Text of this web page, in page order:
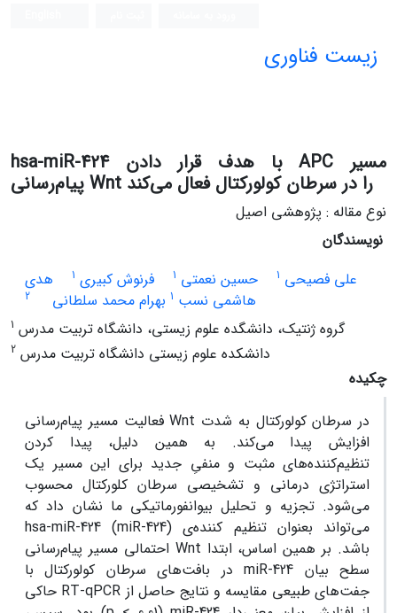
زیست فناوری
hsa-miR-424 با هدف قرار دادن APC مسیر
پیام‌رسانی Wnt را در سرطان کولورکتال فعال می‌کند
نوع مقاله : پژوهشی اصیل
نویسندگان
علی فصیحی 1 حسین نعمتی 1 فرنوش کبیری 1
هدی
هاشمی نسب 1 بهرام محمد سلطانی
2
1 گروه ژنتیک، دانشگده علوم زیستی، دانشگاه تربیت مدرس
2 دانشکده علوم زیستی دانشگاه تربیت مدرس
چکیده
فعالیت مسیر پیام‌رسانی Wnt در سرطان کولورکتال به شدت
افزایش پیدا می‌کند. به همین دلیل، پیدا کردن
تنظیم‌کننده‌های مثبت و منفیِ جدید برای این مسیر یک
استراتژی درمانی و تشخیصی سرطان کلورکتال محسوب
می‌شود. تجزیه و تحلیل بیوانفورماتیکی ما نشان داد که
hsa-miR-424 (miR-424) می‌تواند بعنوان تنظیم‌ کننده‌ی
احتمالی مسیر پیام‌رسانی Wnt باشد. بر همین اساس، ابتدا
سطح بیان miR-424در بافت‌های سرطان کولورکتال با
جفت‌های طبیعی مقایسه و نتایج حاصل از RT-qPCR حاکی